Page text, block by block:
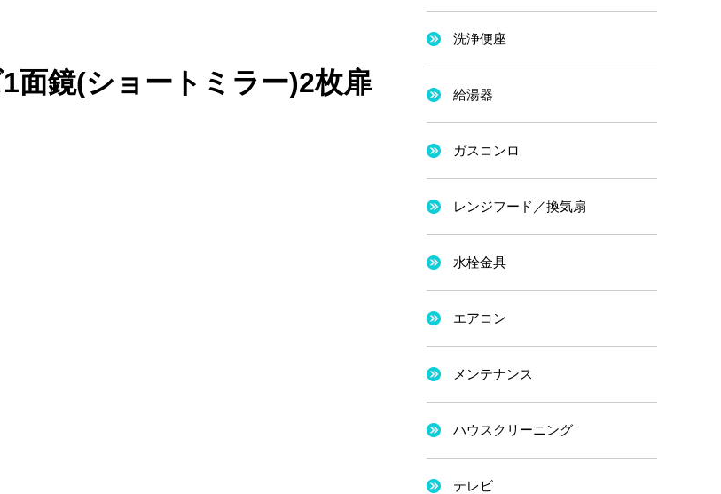
面鏡(ショートミラー)2枚扉
洗浄便座
給湯器
ガスコンロ
レンジフード／換気扇
水栓金具
エアコン
メンテナンス
ハウスクリーニング
テレビ